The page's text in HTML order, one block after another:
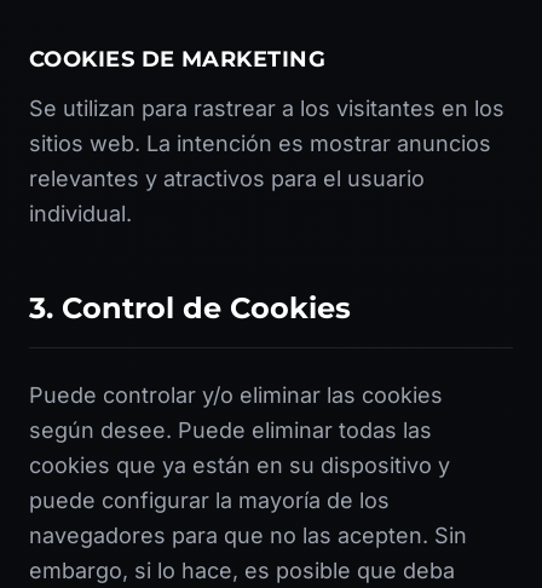
COOKIES DE MARKETING
Se utilizan para rastrear a los visitantes en los
sitios web. La intención es mostrar anuncios
relevantes y atractivos para el usuario
individual.
3. Control de Cookies
Puede controlar y/o eliminar las cookies
según desee. Puede eliminar todas las
cookies que ya están en su dispositivo y
puede configurar la mayoría de los
navegadores para que no las acepten. Sin
embargo, si lo hace, es posible que deba